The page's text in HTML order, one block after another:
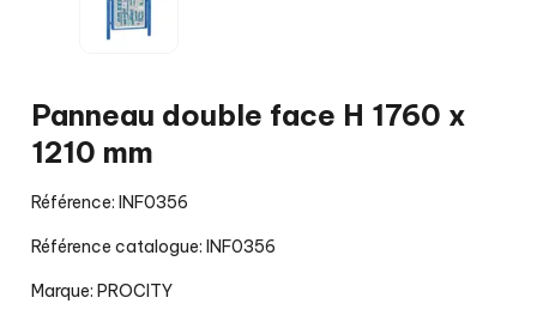
Panneau double face H 1760 x
1210 mm
Référence: INF0356
Référence catalogue: INF0356
Marque: PROCITY